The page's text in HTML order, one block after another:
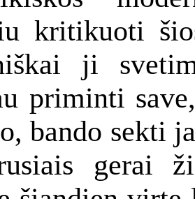
kritikuoti
ji
priminti
bando sekti
gerai